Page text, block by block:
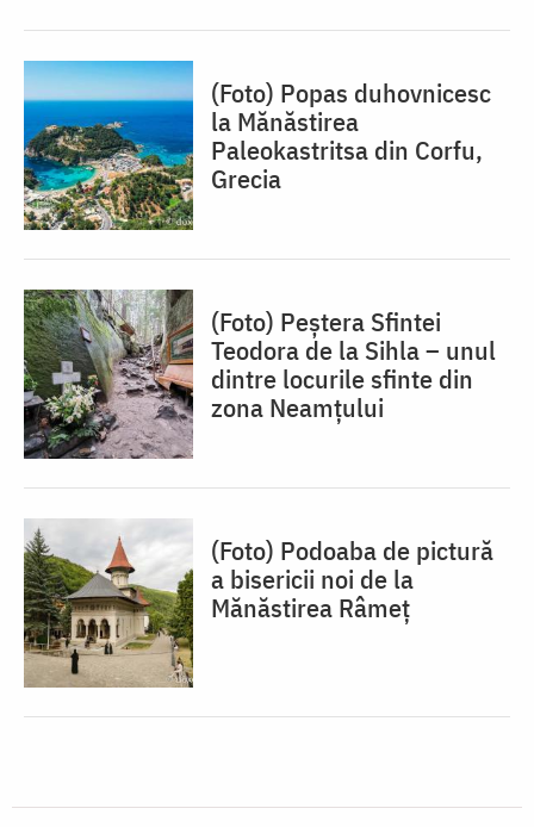
(Foto) Popas duhovnicesc
la Mănăstirea
Paleokastritsa din Corfu,
Grecia
(Foto) Peștera Sfintei
Teodora de la Sihla – unul
dintre locurile sfinte din
zona Neamțului
(Foto) Podoaba de pictură
a bisericii noi de la
Mănăstirea Râmeț